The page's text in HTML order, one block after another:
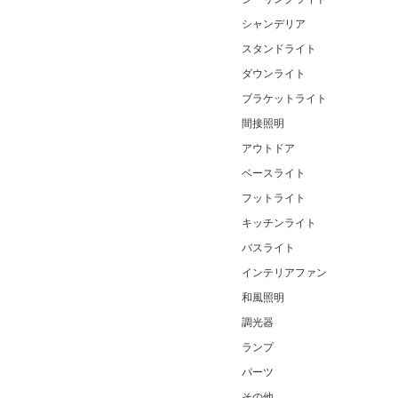
シャンデリア
スタンドライト
ダウンライト
ブラケットライト
間接照明
アウトドア
ベースライト
フットライト
キッチンライト
バスライト
インテリアファン
和風照明
調光器
ランプ
パーツ